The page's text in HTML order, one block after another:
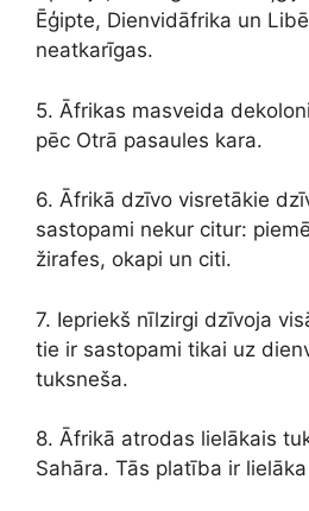
Ēģipte, Dienvidāfrika un
neatkarīgas.
5. Āfrikas masveida
pēc Otrā pasaules kara.
6. Āfrikā dzīvo visretākie
sastopami nekur citur:
žirafes, okapi un citi.
7. Iepriekš nīlzirgi dzīvoja
tie ir sastopami tikai uz
tuksneša.
8. Āfrikā atrodas lielākais
Sahāra. Tās platība ir